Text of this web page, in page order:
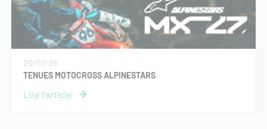
20/07/26
TENUES MOTOCROSS ALPINESTARS